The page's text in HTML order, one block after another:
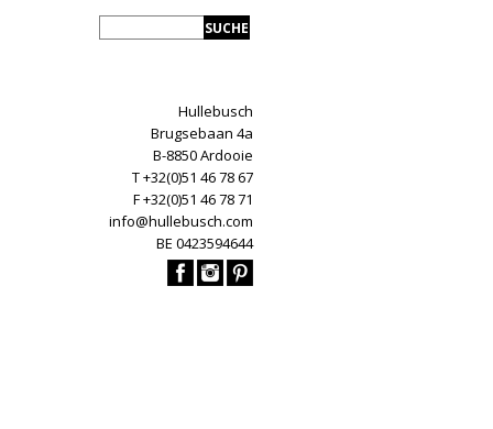
Hullebusch
Brugsebaan 4a
B-8850 Ardooie
T +32(0)51 46 78 67
F +32(0)51 46 78 71
info@hullebusch.com
BE 0423594644